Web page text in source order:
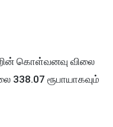
கொள்வனவு விலை
338.07 ரூபாயாகவும்